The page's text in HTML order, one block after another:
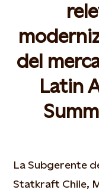
del
Latin
La Subgerente
Statkraft Chile,